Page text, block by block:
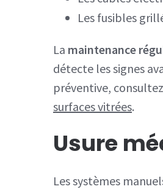
Les fusibles
La maintenance
détecte les signes
préventive,
surfaces vitrées.
Usure
Les systèmes